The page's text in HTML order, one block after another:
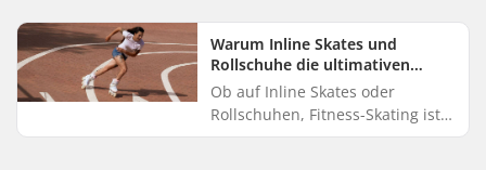
lassen sich in der Größe verste...
Warum Inline Skates und
Rollschuhe die ultimativen
Fitnessübungen sind
Ob auf Inline Skates oder
Rollschuhen, Fitness-Skating ist
eine spaßige und effektive